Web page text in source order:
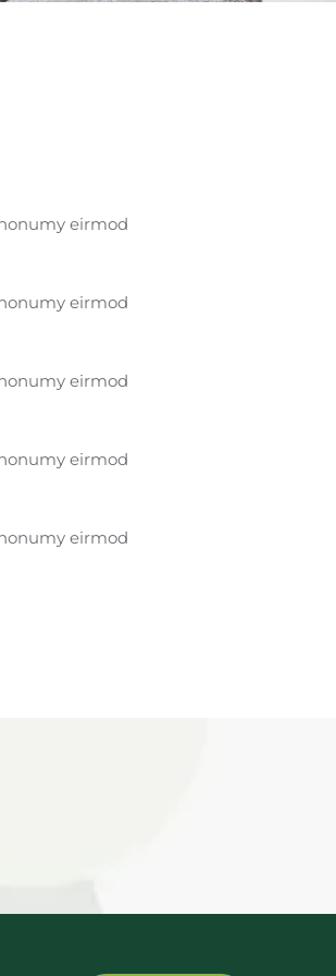
eirmod
eirmod
eirmod
eirmod
eirmod